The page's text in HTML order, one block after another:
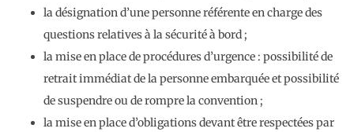
la désignation d’une personne référente en charge des
questions relatives à la sécurité à bord ;
la mise en place de procédures d’urgence : possibilité de
retrait immédiat de la personne embarquée et possibilité
de suspendre ou de rompre la convention ;
la mise en place d’obligations devant être respectées par